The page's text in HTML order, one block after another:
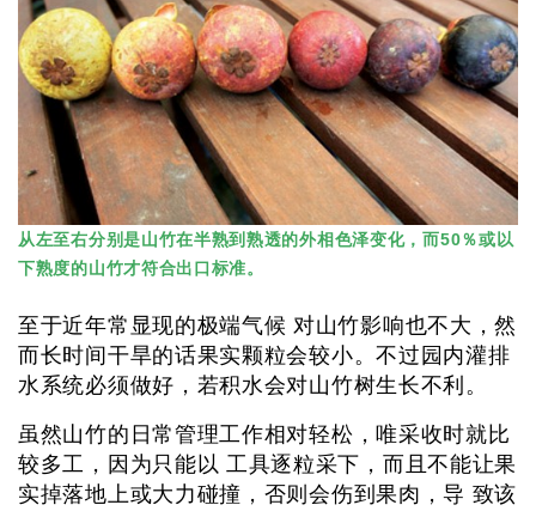
从左至右分别是山竹在半熟到熟透的外相色泽变化，而50％或以
下熟度的山竹才符合出口标准。
至于近年常显现的极端气候 对山竹影响也不大，然
而长时间干旱的话果实颗粒会较小。不过园内灌排
水系统必须做好，若积水会对山竹树生长不利。
虽然山竹的日常管理工作相对轻松，唯采收时就比
较多工，因为只能以 工具逐粒采下，而且不能让果
实掉落地上或大力碰撞，否则会伤到果肉，导 致该